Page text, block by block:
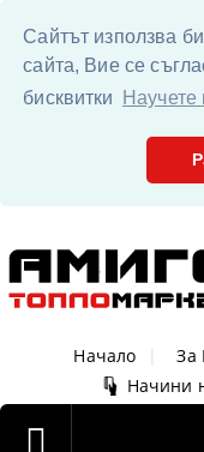
Сайтът използва
сайта, Вие се
бисквитки
Научете
Начало За
Начини